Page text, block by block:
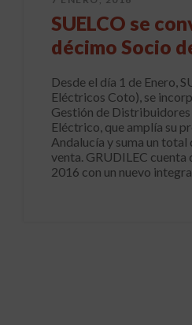
SUELCO se
décimo Socio
Desde el día 1 de Enero,
Eléctricos Coto), se
Gestión de
Eléctrico, que amplía su
Andalucía y suma un total
venta. GRUDILEC cuenta
2016 con un nuevo